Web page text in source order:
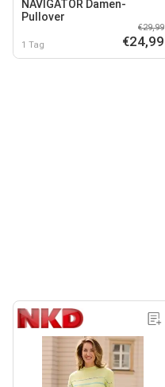
NAVIGATOR Damen-
Pullover
1 Tag
€29,99
€24,99